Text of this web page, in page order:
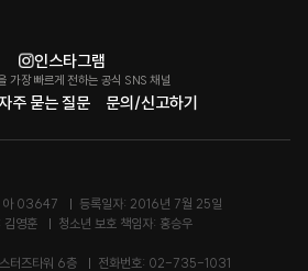
주 묻는 질문 문의/신고하기
인스타그램
가장 빠르게 전하는 공식 SNS 채널
아 03647
등록일자: 2016년 7월 25일
김영훈
청소년 보호 책임자: 홍승우
터즈타워 6층
전화번호: 02-735-1031